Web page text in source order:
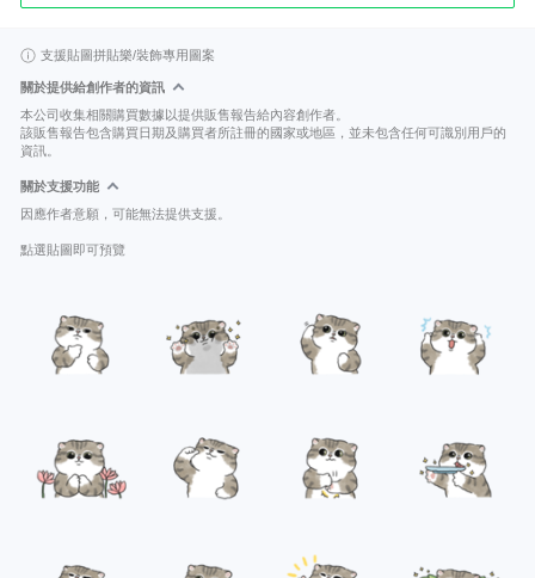
支援貼圖拼貼樂/裝飾專用圖案
關於提供給創作者的資訊
本公司收集相關購買數據以提供販售報告給內容創作者。
該販售報告包含購買日期及購買者所註冊的國家或地區，並未包含任何可識別用戶的
資訊。
關於支援功能
因應作者意願，可能無法提供支援。
點選貼圖即可預覽